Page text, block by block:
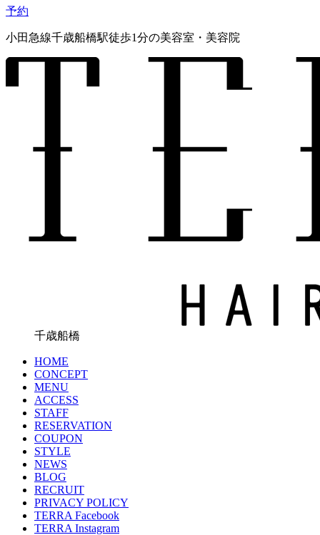
予約
小田急線千歳船橋駅徒歩1分の美容室 ・美容院
千歳船橋
HOME
CONCEPT
MENU
ACCESS
STAFF
RESERVATION
COUPON
STYLE
NEWS
BLOG
RECRUIT
PRIVACY POLICY
TERRA Facebook
TERRA Instagram